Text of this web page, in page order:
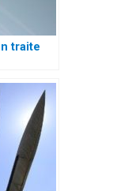
traite